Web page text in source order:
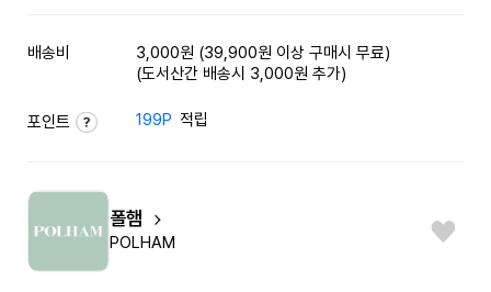
배송비
3,000원 (39,900원 이상 구매시 무료)
(도서산간 배송시 3,000원 추가)
포인트 199P 적립
폴햄
POLHAM